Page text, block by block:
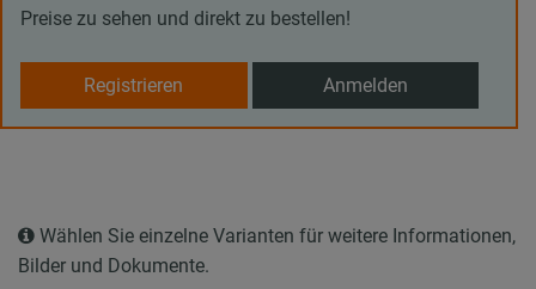
Preise zu sehen und direkt zu bestellen!
Registrieren Anmelden
Wählen Sie einzelne Varianten für weitere Informationen,
Bilder und Dokumente.